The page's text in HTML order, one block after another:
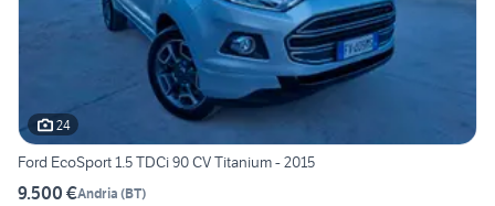
24
Ford EcoSport 1.5 TDCi 90 CV Titanium - 2015
9.500 €Andria (BT)